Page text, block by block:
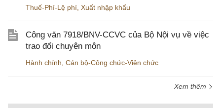
Thuế-Phí-Lệ phí Xuất nhập khẩu
Công văn 7918/BNV-CCVC của Bộ Nội vụ về việc
trao đổi chuyên môn
Hành chính Cán bộ-Công chức-Viên chức
Xem thêm